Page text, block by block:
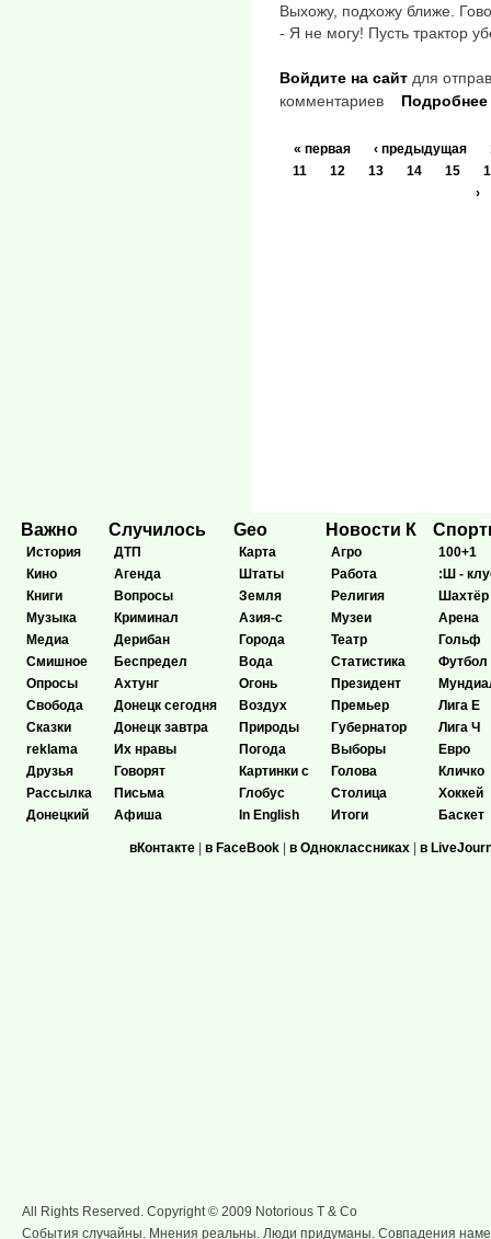
Выхожу, подхожу ближе.
- Я не могу! Пусть трактор
Войдите на сайт для
комментариев
Подробнее
« первая ‹ предыдущая
11
12 13 14 15
›
Важно
История
Кино
Книги
Музыка
Медиа
Смишное
Опросы
Свобода
Сказки
reklama
Друзья
Рассылка
Донецкий
Случилось
ДТП
Агенда
Вопросы
Криминал
Дерибан
Беспредел
Ахтунг
Донецк сегодня
Донецк завтра
Их нравы
Говорят
Письма
Афиша
Geo
Карта
Штаты
Земля
Азия-с
Города
Вода
Огонь
Воздух
Природы
Погода
Картинки с
Глобус
In English
Новости К
Агро
Работа
Религия
Музеи
Театр
Статистика
Президент
Премьер
Губернатор
Выборы
Голова
Столица
Итоги
100+1
:Ш -
Шахтёр
Арена
Гольф
Футбол
Лига Е
Лига Ч
Евро
Кличко
Хоккей
Баскет
вКонтакте | в FaceBook | в Одноклассниках | в
All Rights Reserved. Copyright © 2009 Notorious T & Co
События случайны. Мнения реальны. Люди придуманы. Совпадения